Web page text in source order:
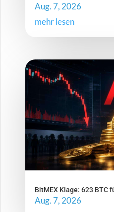
Aug. 7, 2026
mehr lesen
BitMEX Klage: 623 BTC
Aug. 7, 2026